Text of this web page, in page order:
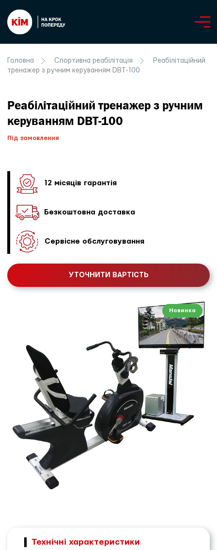
Головна Спортивна реабілітація
Реабілітаційний
тренажер з ручним керуванням DBT-100
Новинка
Реабілітаційний тренажер з ручним
керуванням DBT-100
Під замовлення
12 місяців гарантія
Безкоштовна доставка
Сервісне обслуговування
УТОЧНИТИ ВАРТІСТЬ
Технічні характеристики